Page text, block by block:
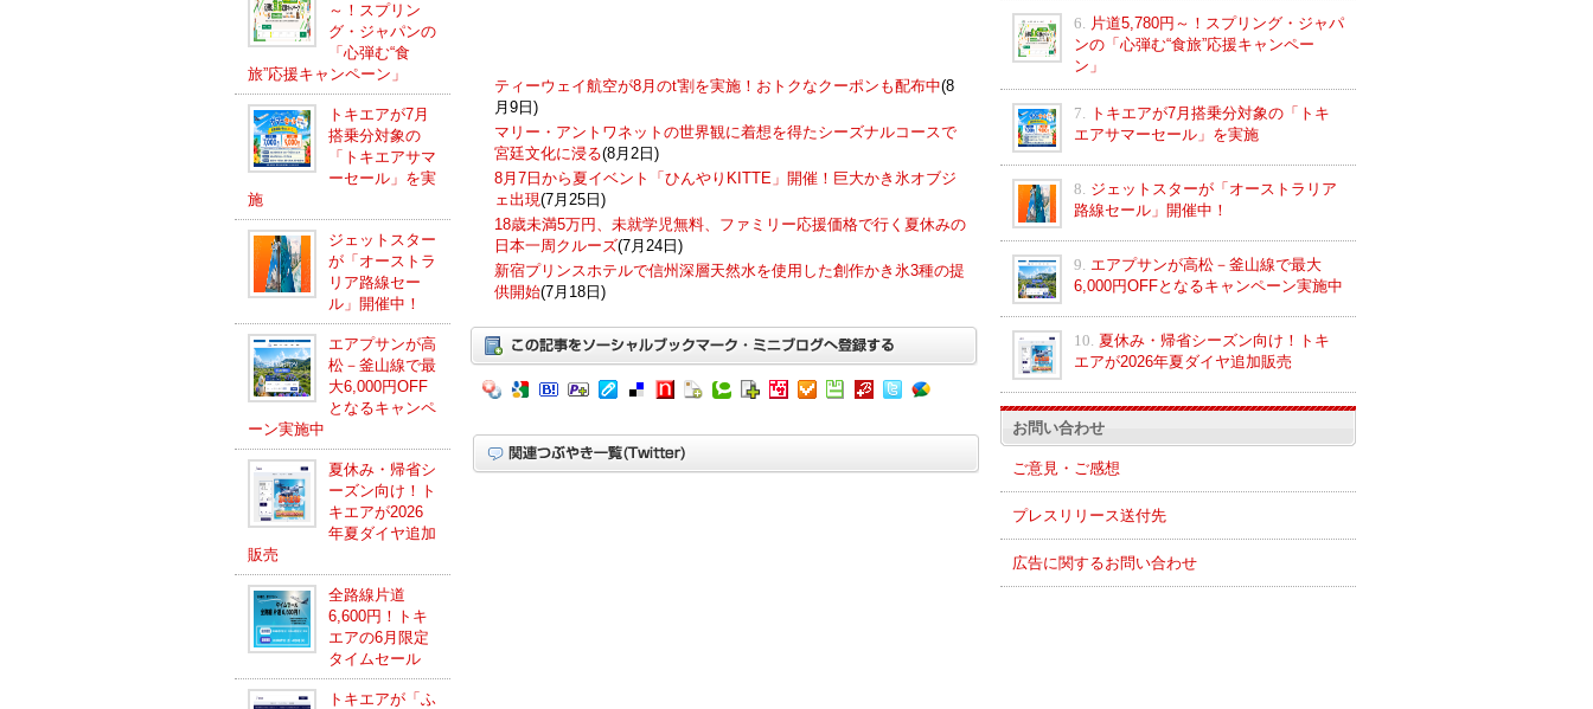
～！スプリン
グ・ジャパンの
「心弾む“食
旅”応援キャンペーン」
トキエアが7月
搭乗分対象の
「トキエアサマ
ーセール」を実
施
ジェットスター
が「オーストラ
リア路線セー
ル」開催中！
エアプサンが高
松－釜山線で最
大6,000円OFF
となるキャンペ
ーン実施中
夏休み・帰省シ
ーズン向け！ト
キエアが2026
年夏ダイヤ追加
販売
全路線片道
6,600円！トキ
エアの6月限定
タイムセール
トキエアが「ふ
ティーウェイ航空が8月のt'割を実施！おトクなクーポンも配布中(8
月9日)
マリー・アントワネットの世界観に着想を得たシーズナルコースで
宮廷文化に浸る(8月2日)
8月7日から夏イベント「ひんやりKITTE」開催！巨大かき氷オブジ
ェ出現(7月25日)
18歳未満5万円、未就学児無料、ファミリー応援価格で行く夏休みの
日本一周クルーズ(7月24日)
新宿プリンスホテルで信州深層天然水を使用した創作かき氷3種の提
供開始(7月18日)
6.
片道5,780円～！スプリング・ジャパ
ンの「心弾む“食旅”応援キャンペー
ン」
7.
トキエアが7月搭乗分対象の「トキ
エアサマーセール」を実施
8. ジェットスターが「オーストラリア
路線セール」開催中！
9. エアプサンが高松－釜山線で最大
6,000円OFFとなるキャンペーン実施中
10. 夏休み・帰省シーズン向け！トキ
エアが2026年夏ダイヤ追加販売
お問い合わせ
ご意見・ご感想
プレスリリース送付先
広告に関するお問い合わせ